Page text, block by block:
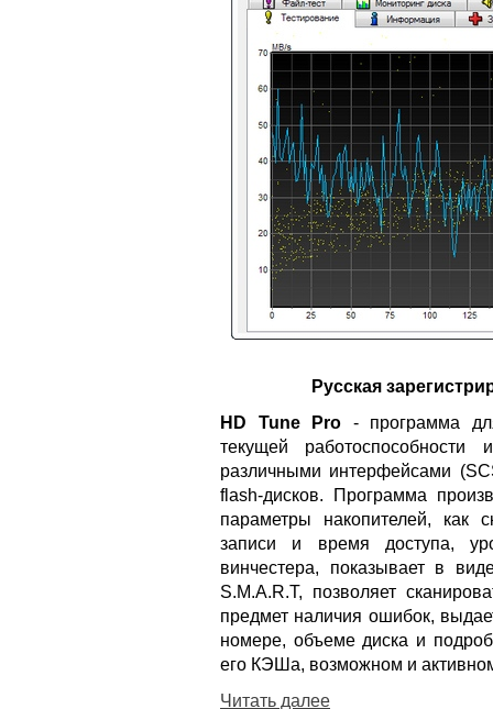
Русская
HD Tune Pro - программа
текущей работоспособности
различными интерфейсами
flash-дисков. Программа
параметры накопителей, как
записи и время доступа,
винчестера, показывает в
S.M.A.R.T, позволяет
предмет наличия ошибок,
номере, объеме диска и
его КЭШа, возможном и
Читать далее